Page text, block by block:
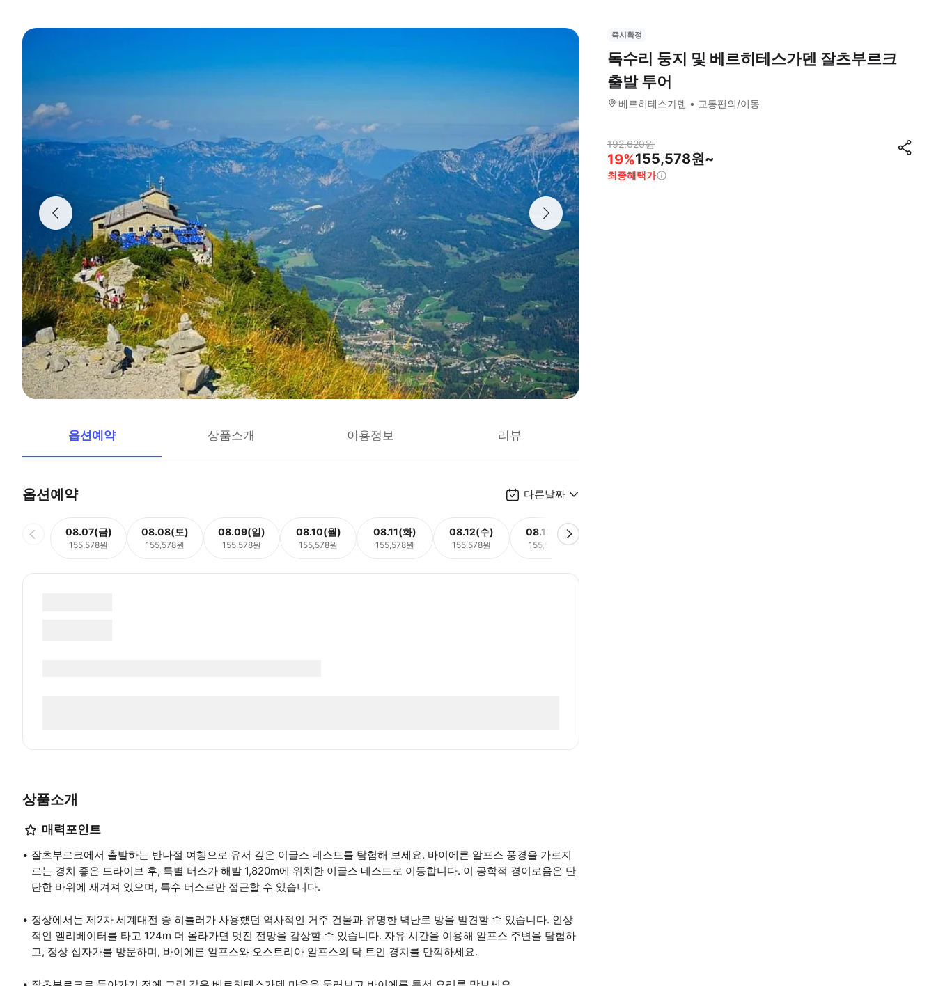
옵션예약 상품소개 이용정보 리뷰
옵션예약 다른날짜
08.07(금)
155,578원
08.08(토)
155,578원
08.09(일)
155,578원
08.10(월)
155,578원
08.11(화)
155,578원
08.12(수)
155,578원
08.13(목)
155,578원
상품소개
매력포인트
잘츠부르크에서 출발하는 반나절 여행으로 유서 깊은 이글스 네스트를 탐험해 보세요. 바이에른 알프스 풍경을 가로지
르는 경치 좋은 드라이브 후, 특별 버스가 해발 1,820m에 위치한 이글스 네스트로 이동합니다. 이 공학적 경이로움은 단
단한 바위에 새겨져 있으며, 특수 버스로만 접근할 수 있습니다.
정상에서는 제2차 세계대전 중 히틀러가 사용했던 역사적인 거주 건물과 유명한 벽난로 방을 발견할 수 있습니다. 인상
적인 엘리베이터를 타고 124m 더 올라가면 멋진 전망을 감상할 수 있습니다. 자유 시간을 이용해 알프스 주변을 탐험하
고, 정상 십자가를 방문하며, 바이에른 알프스와 오스트리아 알프스의 탁 트인 경치를 만끽하세요.
즉시확정
독수리 둥지 및 베르히테스가덴 잘츠부르크
출발 투어
베르히테스가덴 교통편의/이동
192,620원
19%155,578원~
최종혜택가